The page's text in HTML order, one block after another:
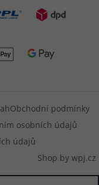
Obchodní podmínky
osobních údajů
údajů
Shop by wpj.cz